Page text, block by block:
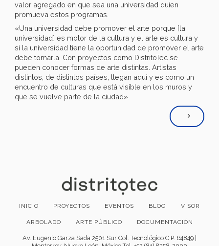
valor agregado en que sea una universidad quien
promueva estos programas.
«Una universidad debe promover el arte porque [la
universidad] es motor de la cultura y el arte es cultura y
si la universidad tiene la oportunidad de promover el arte
debe tomarla. Con proyectos como DistritoTec se
pueden conocer formas de arte distintas. Artistas
distintos, de distintos países, llegan aquí y es como un
encuentro de culturas que está visible en los muros y
que se vuelve parte de la ciudad».
INICIO PROYECTOS EVENTOS BLOG VISOR
ARBOLADO ARTE PÚBLICO DOCUMENTACIÓN
Av. Eugenio Garza Sada 2501 Sur Col. Tecnológico C.P. 64849 |